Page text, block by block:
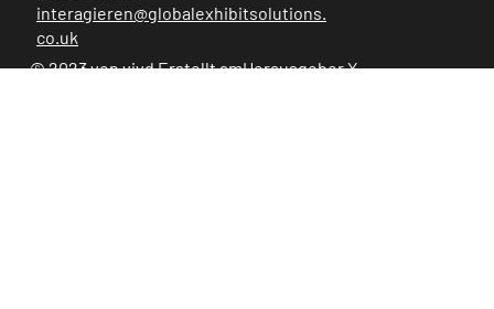
interagieren@globalexhibitsolutions.
co.uk
© 2023 von vivd Erstellt amHerausgeber X.